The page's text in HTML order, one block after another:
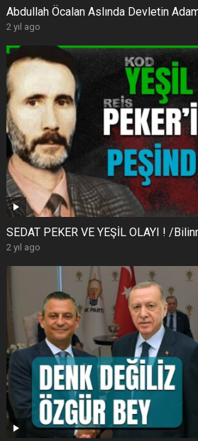
Abdullah Öcalan Aslında Devletin
2 yıl ago
SEDAT PEKER VE YEŞİL OLAYI ! /
2 yıl ago